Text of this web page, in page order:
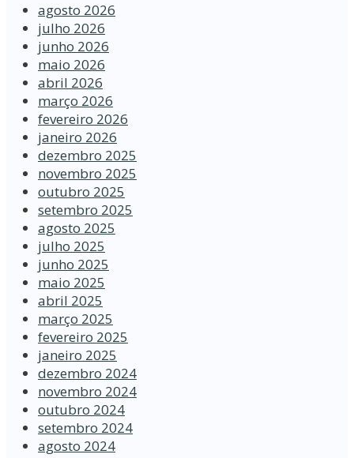
agosto 2026
julho 2026
junho 2026
maio 2026
abril 2026
março 2026
fevereiro 2026
janeiro 2026
dezembro 2025
novembro 2025
outubro 2025
setembro 2025
agosto 2025
julho 2025
junho 2025
maio 2025
abril 2025
março 2025
fevereiro 2025
janeiro 2025
dezembro 2024
novembro 2024
outubro 2024
setembro 2024
agosto 2024